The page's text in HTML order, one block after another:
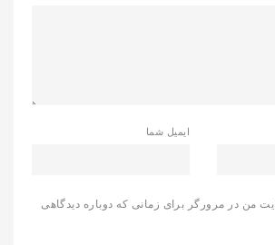
ایمیل شما
من در مرورگر برای زمانی که دوباره دیدگاهی